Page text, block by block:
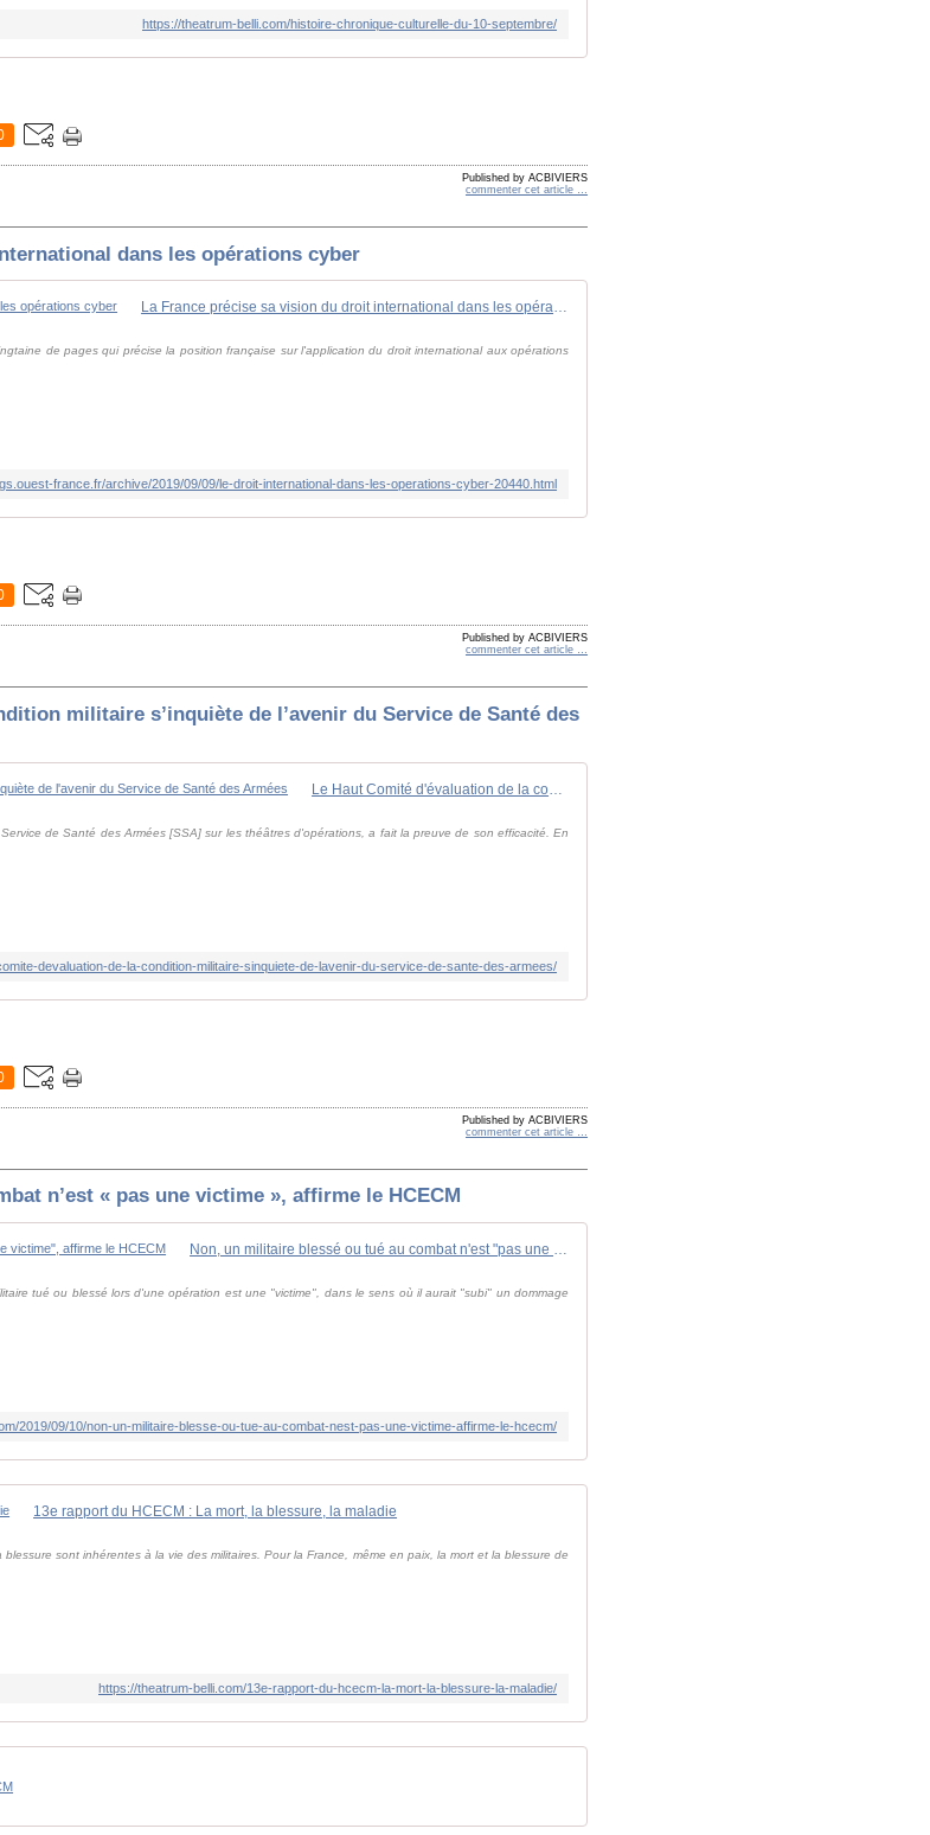
https://theatrum-belli.com/histoire-chronique-culturelle-du-10-septembre/
Published by ACBIVIERS
commenter cet article …
dans les opérations cyber
La France précise sa vision du droit international dans les opérations cyber
de pages qui précise la position française sur l'application du droit international aux opérations
france.fr/archive/2019/09/09/le-droit-international-dans-les-operations-cyber-20440.html
Published by ACBIVIERS
commenter cet article …
militaire s’inquiète de l’avenir du Service de Santé des
Le Haut Comité d'évaluation de la condition militaire s'inquiète de l'avenir du Service de Santé des Armées
de Santé des Armées [SSA] sur les théâtres d'opérations, a fait la preuve de son efficacité. En
devaluation-de-la-condition-militaire-sinquiete-de-lavenir-du-service-de-sante-des-armees/
Published by ACBIVIERS
commenter cet article …
n’est « pas une victime », affirme le HCECM
Non, un militaire blessé ou tué au combat n'est "pas une victime", affirme le HCECM
tué ou blessé lors d'une opération est une "victime", dans le sens où il aurait "subi" un dommage
2019/09/10/non-un-militaire-blesse-ou-tue-au-combat-nest-pas-une-victime-affirme-le-hcecm/
13e rapport du HCECM : La mort, la blessure, la maladie
sont inhérentes à la vie des militaires. Pour la France, même en paix, la mort et la blessure de
https://theatrum-belli.com/13e-rapport-du-hcecm-la-mort-la-blessure-la-maladie/